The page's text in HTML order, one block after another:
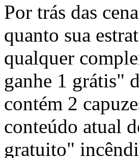
Por trás das
quanto sua
qualquer
ganhe 1 grátis"
contém 2
conteúdo atual
gratuito"